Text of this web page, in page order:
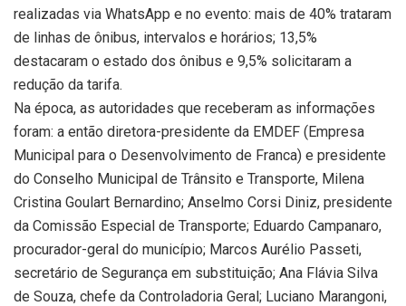
realizadas via WhatsApp e no evento: mais de 40% trataram
de linhas de ônibus, intervalos e horários; 13,5%
destacaram o estado dos ônibus e 9,5% solicitaram a
redução da tarifa.
Na época, as autoridades que receberam as informações
foram: a então diretora-presidente da EMDEF (Empresa
Municipal para o Desenvolvimento de Franca) e presidente
do Conselho Municipal de Trânsito e Transporte, Milena
Cristina Goulart Bernardino; Anselmo Corsi Diniz, presidente
da Comissão Especial de Transporte; Eduardo Campanaro,
procurador-geral do município; Marcos Aurélio Passeti,
secretário de Segurança em substituição; Ana Flávia Silva
de Souza, chefe da Controladoria Geral; Luciano Marangoni,